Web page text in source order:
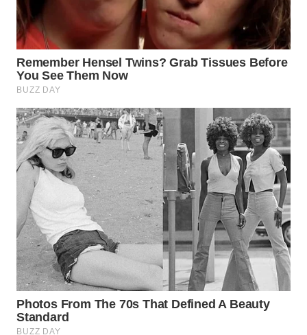
MAJALENGKA
WN
SUBANG
WN
SUKABUMI
WN
PURWAKARTA
PRIANGAN
TIMUR
WN
SEMARANG
WN
SOLO